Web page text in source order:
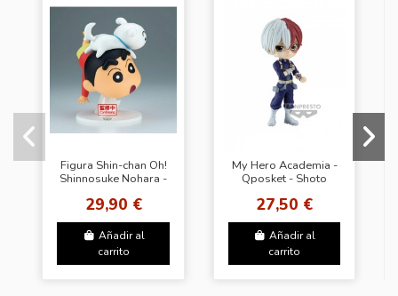
Figura Shin-chan Oh!
Shinnosuke Nohara -
Banpresto / Bandai
Spirits
29,90 €
Añadir al
carrito
My Hero Academia -
Qposket - Shoto
27,50 €
Añadir al
carrito